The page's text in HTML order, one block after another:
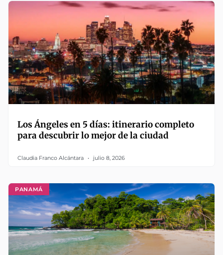
Los Ángeles en 5 días: itinerario completo
para descubrir lo mejor de la ciudad
Claudia Franco Alcántara julio 8, 2026
PANAMÁ